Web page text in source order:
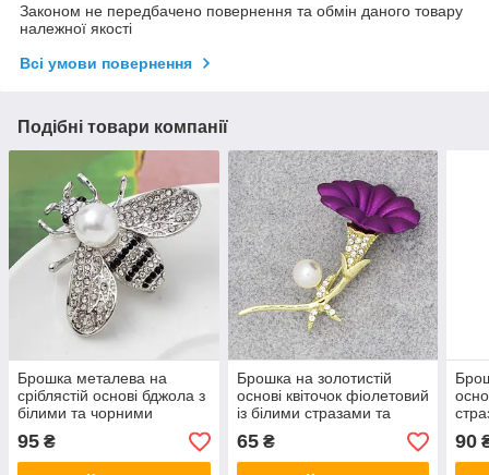
Законом не передбачено повернення та обмін даного товару
належної якості
Всі умови повернення
Подібні товари компанії
Брошка металева на
сріблястій основі бджола з
білими та чорними
стразами та намистиною
розмір 35х40 мм
95 ₴
Брошка на золотистій
основі квіточок фіолетовий
із білими стразами та
білою намистиною розмір
виробу 55х40 мм
65₴ 90